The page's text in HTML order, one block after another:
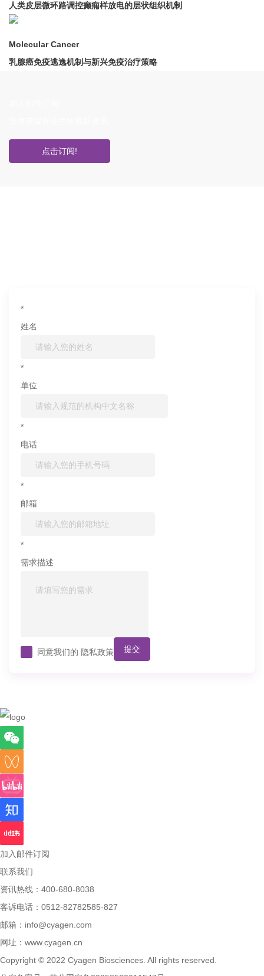
人类皮层微环路调控癫痫样放电的层状组织机制
Molecular Cancer
乳腺癌免疫逃逸机制与新兴免疫治疗策略
点击订阅!
*
姓名
*
单位
*
电话
*
邮箱
*
需求描述
同意我们的 隐私政策 提交
加入邮件订阅
联系我们
资讯热线：400-680-8038
客诉电话：0512-82782585-827
邮箱： info@cyagen.com
网址： www.cyagen.cn
Copyright © 2022 Cyagen Biosciences. All rights reserved.